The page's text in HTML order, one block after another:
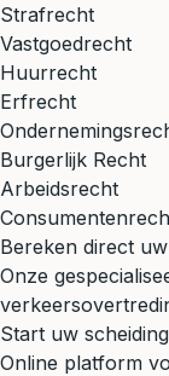
Strafrecht
Vastgoedrecht
Huurrecht
Erfrecht
Burgerlijk Recht
Arbeidsrecht
Bereken direct
Onze
Start uw
Online platform